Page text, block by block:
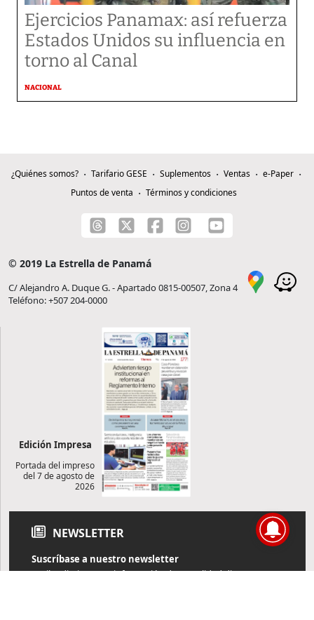
Ejercicios Panamax: así refuerza
Estados Unidos su influencia en
torno al Canal
NACIONAL
¿Quiénes somos? Tarifario GESE Suplementos Ventas
e-Paper
Puntos de venta
Términos y condiciones
© 2019 La Estrella de Panamá
C/ Alejandro A. Duque G. - Apartado 0815-00507, Zona 4
Teléfono: +507 204-0000
Edición Impresa
Portada del impreso
del 7 de agosto de
2026
NEWSLETTER
Suscríbase a nuestro newsletter
Reciba diariamente información de actualidad directamente en